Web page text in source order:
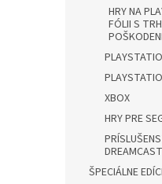
HRY NA
FÓLII S
XBOX
HRY PRE
DREAMCAST
ŠPECIÁLNE